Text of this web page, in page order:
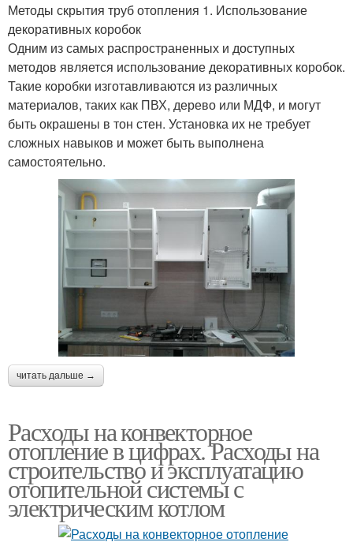
Методы скрытия труб отопления 1. Использование
декоративных коробок
Одним из самых распространенных и доступных
методов является использование декоративных коробок.
Такие коробки изготавливаются из различных
материалов, таких как ПВХ, дерево или МДФ, и могут
быть окрашены в тон стен. Установка их не требует
сложных навыков и может быть выполнена
самостоятельно.
читать дальше →
Расходы на конвекторное
отопление в цифрах. Расходы на
строительство и эксплуатацию
отопительной системы с
электрическим котлом